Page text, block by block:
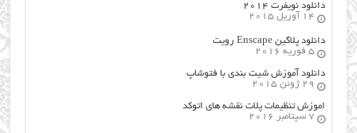
دانلود نویفرت ۲۰۱۴
14 آوریل 2015
دانلود پلاگین Enscape رویت
5 فوریه 2016
دانلود آموزش شیت بندی با فتوشاپ
29 ژوئن 2015
اموزش تنظیمات پلات نقشه های اتوکد
7 سپتامبر 2016